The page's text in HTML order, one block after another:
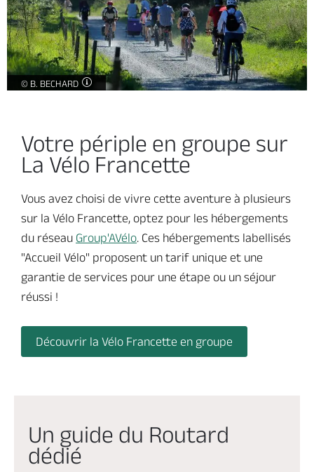
Groupe à vélo -
© B. BECHARD
Votre périple en groupe sur
La Vélo Francette
Vous avez choisi de vivre cette aventure à plusieurs
sur la Vélo Francette, optez pour les hébergements
du réseau Group'AVélo. Ces hébergements labellisés
"Accueil Vélo" proposent un tarif unique et une
garantie de services pour une étape ou un séjour
réussi !
Découvrir la Vélo Francette en groupe
Un guide du Routard
dédié